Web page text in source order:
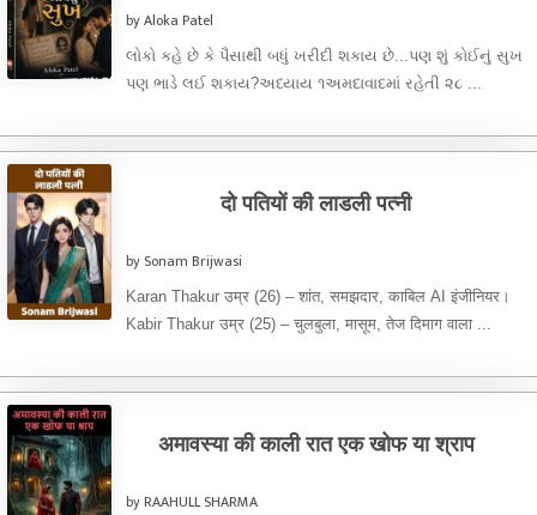
by Aloka Patel
લોકો કહે છે કે પૈસાથી બધું ખરીદી શકાય છે...પણ શું કોઈનું સુખ
પણ ભાડે લઈ શકાય?અધ્યાય ૧અમદાવાદમાં રહેતી ૨૮ ...
दो पतियों की लाडली पत्नी
by Sonam Brijwasi
Karan Thakur उम्र (26) – शांत, समझदार, काबिल AI इंजीनियर।
Kabir Thakur उम्र (25) – चुलबुला, मासूम, तेज दिमाग वाला ...
अमावस्या की काली रात एक खोफ या श्राप
by RAAHULL SHARMA